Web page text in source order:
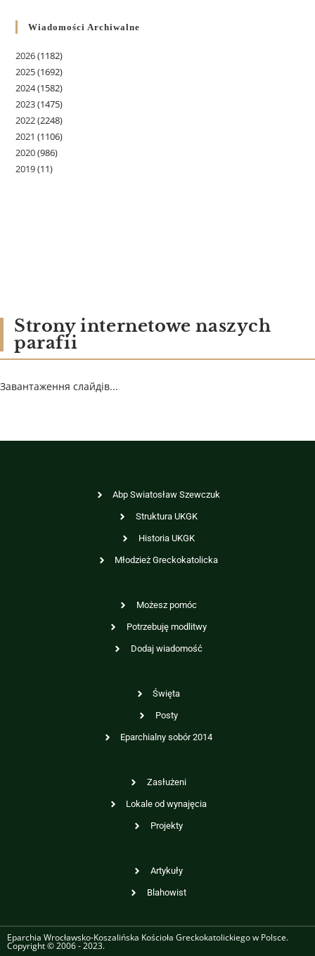
Wiadomości Archiwalne
2026(1182)
2025(1692)
2024(1582)
2023(1475)
2022(2248)
2021 (1106)
2020(986)
2019(11)
Strony internetowe naszych
parafii
Завантаження слайдів...
Abp Swiatosław Szewczuk
Struktura UKGK
Historia UKGK
Młodzież Greckokatolicka
Możesz pomóc
Potrzebuję modlitwy
Dodaj wiadomość
Święta
Posty
Eparchialny sobór 2014
Zasłużeni
Lokale od wynajęcia
Projekty
Artykuły
Blahowist
Eparchia Wrocławsko-Koszalińska Kościoła Greckokatolickiego w Polsce.
Copyright © 2006 - 2023.